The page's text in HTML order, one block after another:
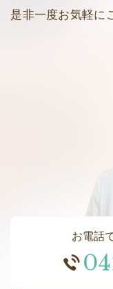
是非一度お気軽に
お電話